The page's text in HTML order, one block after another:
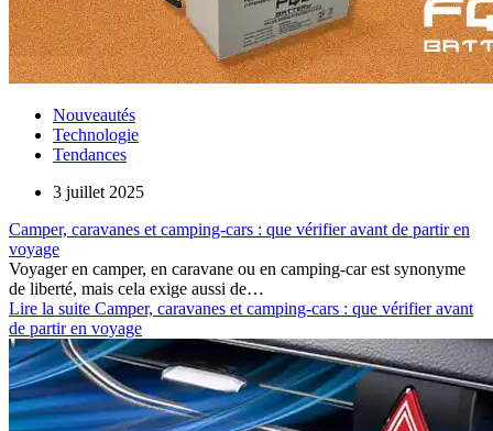
Nouveautés
Technologie
Tendances
3 juillet 2025
Camper, caravanes et camping-cars : que vérifier avant de partir en
voyage
Voyager en camper, en caravane ou en camping-car est synonyme
de liberté, mais cela exige aussi de…
Lire la suite Camper, caravanes et camping-cars : que vérifier avant
de partir en voyage